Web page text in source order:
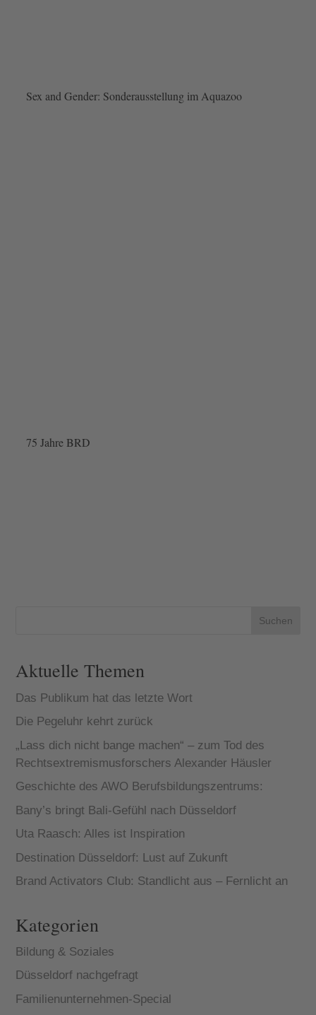
Sex and Gender: Sonderausstellung im Aquazoo
75 Jahre BRD
Suchen
Aktuelle Themen
Das Publikum hat das letzte Wort
Die Pegeluhr kehrt zurück
„Lass dich nicht bange machen“ – zum Tod des
Rechtsextremismusforschers Alexander Häusler
Geschichte des AWO Berufsbildungszentrums:
Bany’s bringt Bali-Gefühl nach Düsseldorf
Uta Raasch: Alles ist Inspiration
Destination Düsseldorf: Lust auf Zukunft
Brand Activators Club: Standlicht aus – Fernlicht an
Kategorien
Bildung & Soziales
Düsseldorf nachgefragt
Familienunternehmen-Special